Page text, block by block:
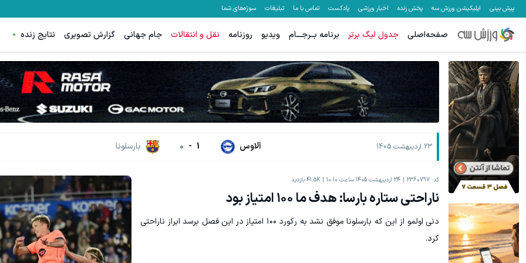
پیش بینی اپلیکیشن ورزش سه پخش زنده اخبار ورزشی پادکست تماس با ما تبلیغات سوژه‌های شما
صفحه‌اصلی جدول لیگ برتر برنامه بــرجـــام ویدیو روزنامه نقل و انتقالات جام جهانی گزارش تصویری نتایج زنده
23 اردیبهشت 1405 آلاوس 1
-
0 بارسلونا
کد: 2360797 24 اردیبهشت 1405 ساعت 10:10 41.5K بازدید
ناراحتی ستاره بارسا: هدف ما ۱۰۰ امتیاز بود
دنی اولمو از این که بارسلونا موفق نشد به رکورد ۱۰۰ امتیاز در این فصل برسد ابراز ناراحتی
کرد.